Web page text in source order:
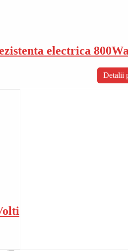
electrica
Detalii